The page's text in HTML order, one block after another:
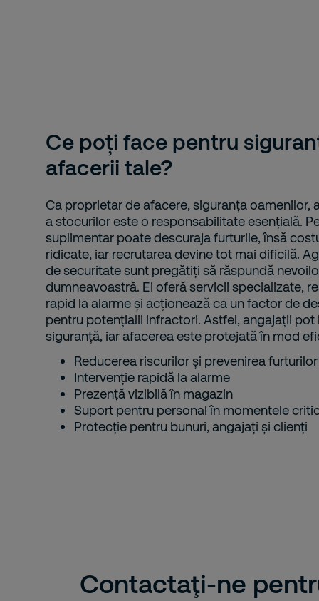
Ce poți face pentru
afacerii tale?
Ca proprietar de afacere, siguranța oamenilor,
a stocurilor este o responsabilitate esențială.
suplimentar poate descuraja furturile, însă
ridicate, iar recrutarea devine tot mai dificilă.
de securitate sunt pregătiți să răspundă
dumneavoastră. Ei oferă servicii specializate,
rapid la alarme și acționează ca un factor de
pentru potențialii infractori. Astfel, angajații pot
siguranță, iar afacerea este protejată în mod
Reducerea riscurilor și prevenirea furturilor
Intervenție rapidă la alarme
Prezență vizibilă în magazin
Suport pentru personal în momentele
Protecție pentru bunuri, angajați și clienți
Contactaţi-ne